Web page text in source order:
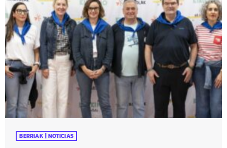
BERRIAK | NOTICIAS